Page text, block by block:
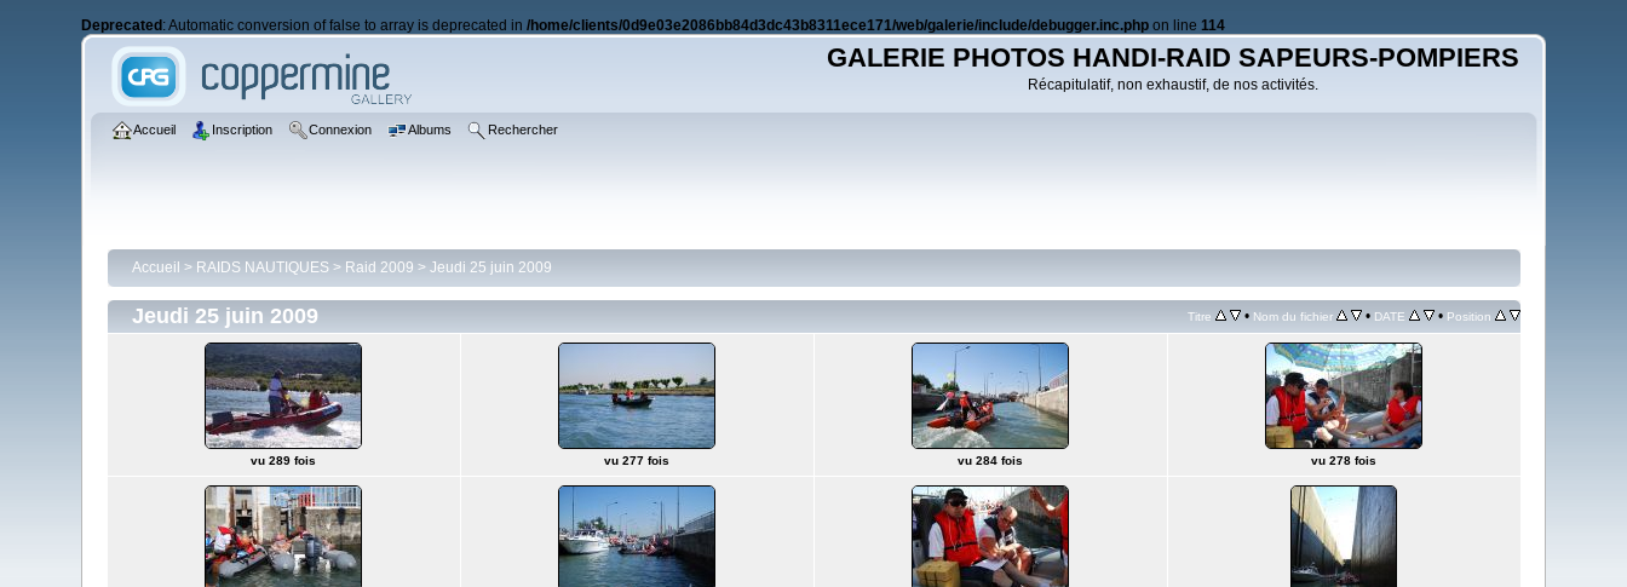
Deprecated : Automatic conversion of false to array is deprecated in/home/clients/0d9e03e2086bb84d3dc43b8311ece171/web/galerie/include/debugger.inc.php on line114
GALERIE PHOTOS HANDI-RAID SAPEURS-POMPIERS
Récapitulatif, non exhaustif, de nos activités.
Accueil Inscription Connexion Albums Rechercher
Accueil > RAIDS NAUTIQUES> Raid 2009 > Jeudi 25 juin 2009
Jeudi 25 juin 2009 Titre • Nom du fichier • DATE • Position
vu 289 fois vu 277 fois vu 284 fois vu 278 fois